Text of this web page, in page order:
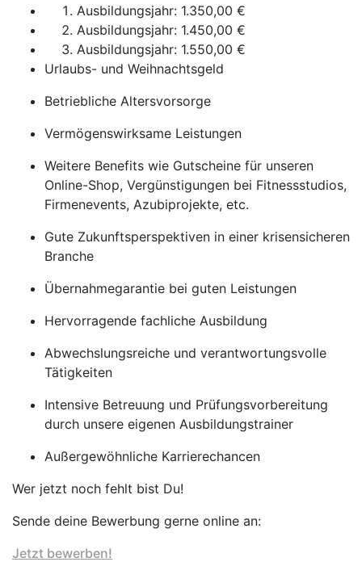
Ausbildungsjahr: 1.350,00 €
Ausbildungsjahr: 1.450,00 €
Ausbildungsjahr: 1.550,00 €
Urlaubs- und Weihnachtsgeld
Betriebliche Altersvorsorge
Vermögenswirksame Leistungen
Weitere Benefits wie Gutscheine für unseren
Online-Shop, Vergünstigungen bei Fitnessstudios,
Firmenevents, Azubiprojekte, etc.
Gute Zukunftsperspektiven in einer krisensicheren
Branche
Übernahmegarantie bei guten Leistungen
Hervorragende fachliche Ausbildung
Abwechslungsreiche und verantwortungsvolle
Tätigkeiten
Intensive Betreuung und Prüfungsvorbereitung
durch unsere eigenen Ausbildungstrainer
Außergewöhnliche Karrierechancen
Wer jetzt noch fehlt bist Du!
Sende deine Bewerbung gerne online an:
Jetzt bewerben!